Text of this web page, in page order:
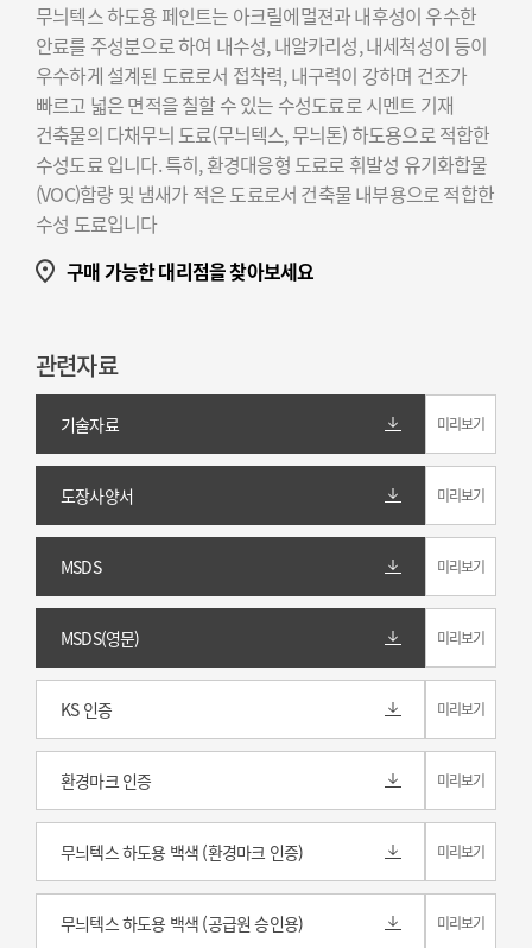
무늬텍스 하도용 페인트는 아크릴에멀젼과 내후성이 우수한
안료를 주성분으로 하여 내수성, 내알카리성, 내세척성이 등이
우수하게 설계된 도료로서 접착력, 내구력이 강하며 건조가
빠르고 넓은 면적을 칠할 수 있는 수성도료로 시멘트 기재
건축물의 다채무늬 도료(무늬텍스, 무늬톤) 하도용으로 적합한
수성도료 입니다. 특히, 환경대응형 도료로 휘발성 유기화합물
(VOC)함량 및 냄새가 적은 도료로서 건축물 내부용으로 적합한
수성 도료입니다
구매 가능한 대리점을 찾아보세요
관련자료
기술자료 미리보기
도장사양서 미리보기
MSDS 미리보기
MSDS(영문) 미리보기
KS 인증 미리보기
환경마크 인증 미리보기
무늬텍스 하도용 백색 (환경마크 인증) 미리보기
무늬텍스 하도용 백색 (공급원 승인용) 미리보기